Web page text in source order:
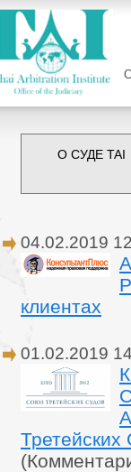
О СУДЕ TAI
04.02.2019
клиентах
01.02.2019
Третейских